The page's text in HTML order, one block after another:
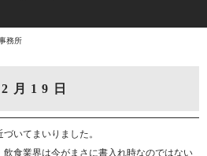
務所
月19日
いてまいりました。
食業界は今がまさに書入れ時なのではない